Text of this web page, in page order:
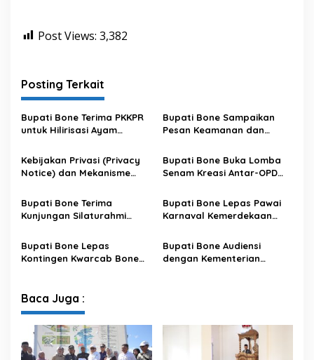
Post Views: 3,382
Posting Terkait
Bupati Bone Terima PKKPR
untuk Hilirisasi Ayam
Bupati Bone Sampaikan
Pesan Keamanan dan
Kebijakan Privasi (Privacy
Notice) dan Mekanisme
Data pada Portal Bone
Satu Data
Bupati Bone Buka Lomba
Senam Kreasi Antar-OPD
Bupati Bone Terima
Kunjungan Silaturahmi
XIV/Hasanuddin
Bupati Bone Lepas Pawai
Karnaval Kemerdekaan
Sambut HUT ke-81 RI
Bupati Bone Lepas
Kontingen Kwarcab Bone
Bupati Bone Audiensi
dengan Kementerian
Baca Juga :